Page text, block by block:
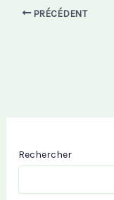
PRÉCÉDENT
Rechercher